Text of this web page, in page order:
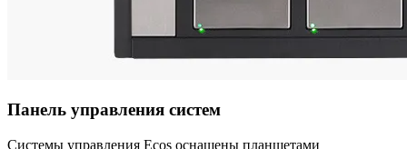
Панель управления систем
Системы управления Ecos оснащены планшетами